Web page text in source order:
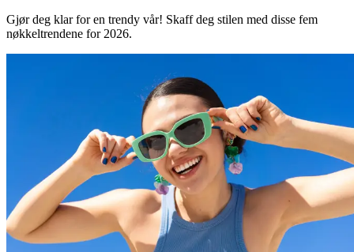
Gjør deg klar for en trendy vår! Skaff deg stilen med disse fem
nøkkeltrendene for 2026.